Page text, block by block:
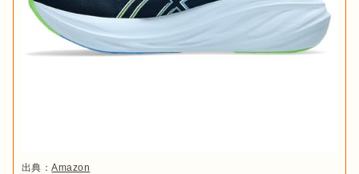
出典：Amazon